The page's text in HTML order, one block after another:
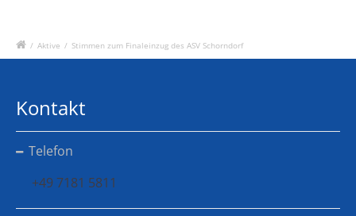
/ Aktive / Stimmen zum Finaleinzug des ASV Schorndorf
Kontakt
Telefon
+49 7181 5811